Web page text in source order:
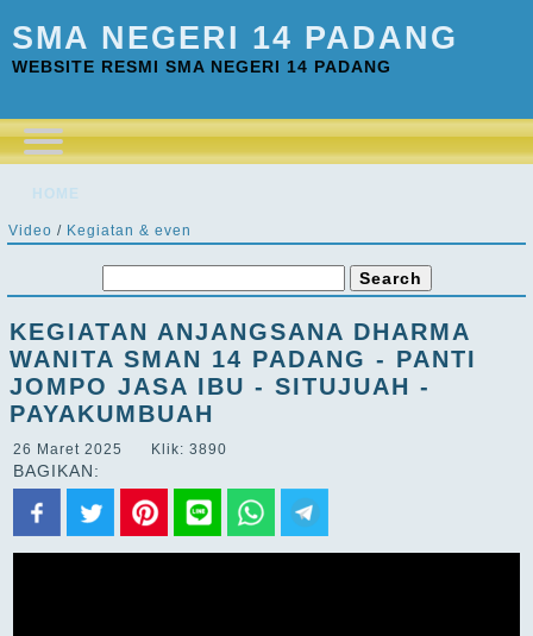
SMA NEGERI 14 PADANG
WEBSITE RESMI SMA NEGERI 14 PADANG
HOME
Video / Kegiatan & even
KEGIATAN ANJANGSANA DHARMA
WANITA SMAN 14 PADANG - PANTI
JOMPO JASA IBU - SITUJUAH -
PAYAKUMBUAH
26 Maret 2025 Klik: 3890
BAGIKAN: